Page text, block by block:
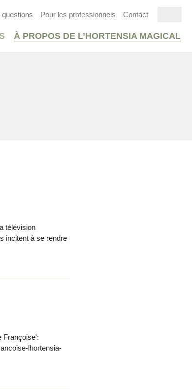
À PROPOS DE L’HORTENSIA MAGICAL
questions Pour les professionnels Contact
télévision
incitent à se rendre
Françoise':
lhortensia-